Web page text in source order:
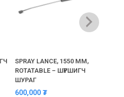
SPRAY LANCE, 1550 MM,
ROTATABLE – ШҮРШИГЧ
ШУРАГ
600,000 ₮